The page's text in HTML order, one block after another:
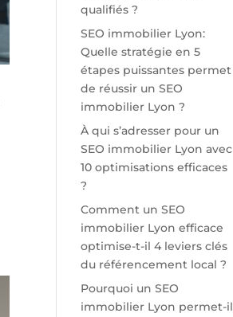
qualifiés ?
SEO immobilier Lyon:
Quelle stratégie en 5
étapes puissantes permet
de réussir un SEO
immobilier Lyon ?
À qui s’adresser pour un
SEO immobilier Lyon avec
10 optimisations efficaces
?
Comment un SEO
immobilier Lyon efficace
optimise-t-il 4 leviers clés
du référencement local ?
Pourquoi un SEO
immobilier Lyon permet-il